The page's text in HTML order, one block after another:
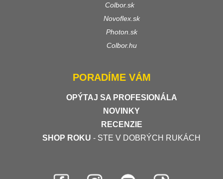
Colbor.sk
Novoflex.sk
Photon.sk
Colbor.hu
PORADÍME VÁM
OPÝTAJ SA PROFESIONÁLA
NOVINKY
RECENZIE
SHOP ROKU - STE V DOBRÝCH RUKÁCH